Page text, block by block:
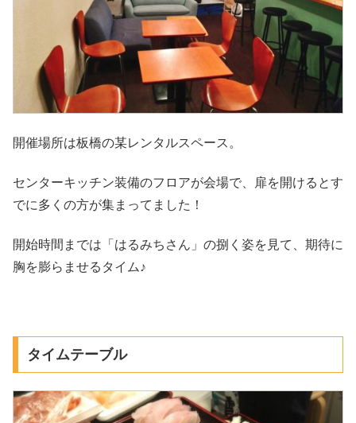
開催場所は板橋の某レンタルスペース。
センターキッチン装備のフロアが会場で、扉を開けるとす
でに多くの方が集まってました！
開始時間までは「はるみちさん」の捌く姿を見て、期待に
胸を膨らませるタイム♪
タイムテーブル